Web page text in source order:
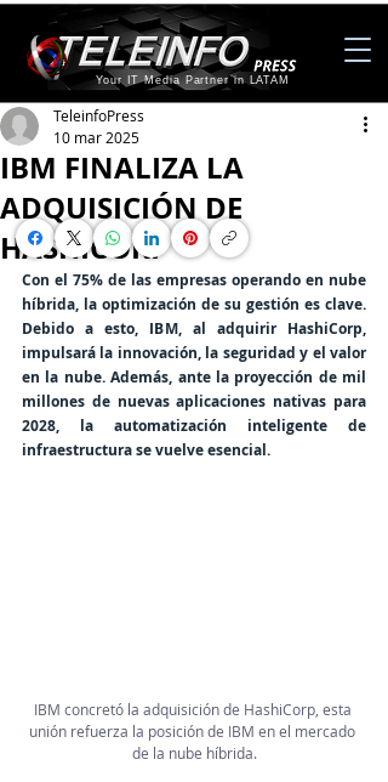
Your IT Media Partner in LATAM
IBM FINALIZA LA
ADQUISICIÓN DE
HASHICORP
TeleinfoPress
10 mar 2025
Con el 75% de las empresas operando en nube
híbrida, la optimización de su gestión es clave.
Debido a esto, IBM, al adquirir HashiCorp,
impulsará la innovación, la seguridad y el valor
en la nube. Además, ante la proyección de mil
millones de nuevas aplicaciones nativas para
2028, la automatización inteligente de
infraestructura se vuelve esencial.
IBM concretó la adquisición de HashiCorp, esta
unión refuerza la posición de IBM en el mercado
de la nube híbrida.